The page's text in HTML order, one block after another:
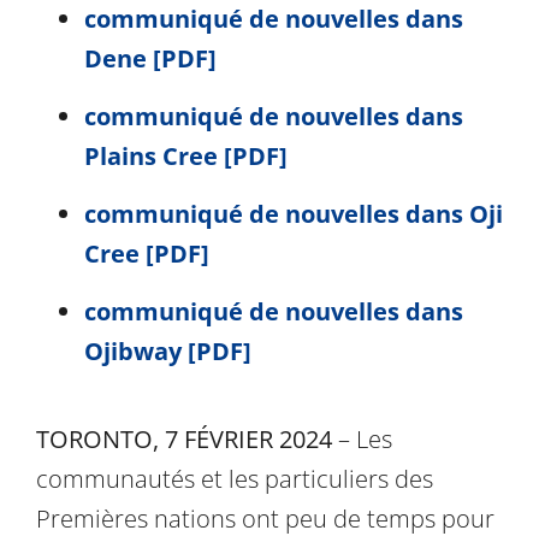
communiqué de nouvelles dans
Dene [PDF]
communiqué de nouvelles dans
Plains Cree [PDF]
communiqué de nouvelles dans Oji
Cree [PDF]
communiqué de nouvelles dans
Ojibway [PDF]
TORONTO, 7 FÉVRIER 2024– Les
communautés et les particuliers des
Premières nations ont peu de temps pour